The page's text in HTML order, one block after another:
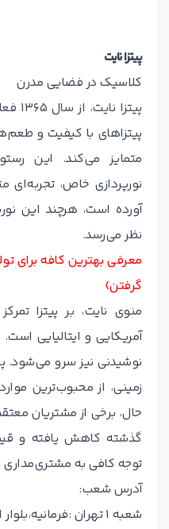
پیتزا نایت
کلاسیک در فضایی مدرن
پیتزاهای با کیفیت و
متمایز می‌کند. این
نورپردازی خاص، تجربه‌ای
آورده است، هرچند این
نظر می‌رسد.
معرفی بهترین کافه برای
گرفتن)
منوی نایت، بر پیتزا
آمریکایی و ایتالیایی است.
نوشیدنی نیز سرو می‌شود.
زمینی، از محبوب‌ترین
حال، برخی از مشتریان
گذشته کاهش یافته و
توجه کافی به
آدرس شعب:
شعبه 1 تهران